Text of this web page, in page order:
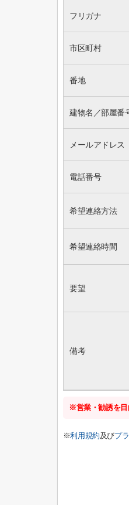
フリガナ
市区町村
番地
建物名／部屋番
メールアドレス
電話番号
希望連絡方法
希望連絡時間
要望
備考
※営業・勧誘を目
※利用規約及びプ